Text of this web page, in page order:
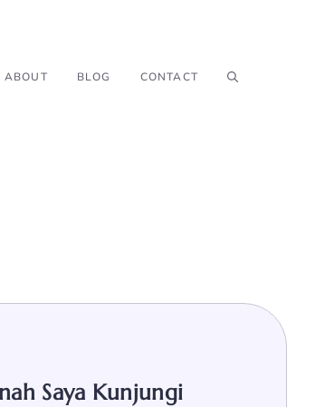
ABOUT BLOG CONTACT
Saya Kunjungi